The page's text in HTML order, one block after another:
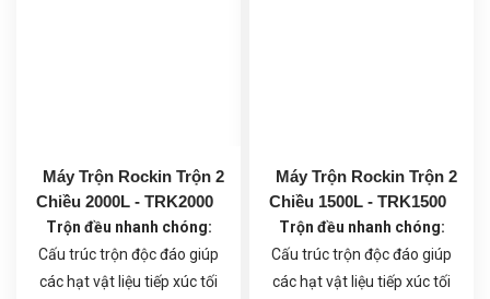
Máy Trộn Rockin Trộn 2
Chiều 2000L - TRK2000
Trộn đều nhanh chóng:
Cấu trúc trộn độc đáo giúp
các hạt vật liệu tiếp xúc tối
Máy Trộn Rockin Trộn 2
Chiều 1500L - TRK1500
Trộn đều nhanh chóng:
Cấu trúc trộn độc đáo giúp
các hạt vật liệu tiếp xúc tối